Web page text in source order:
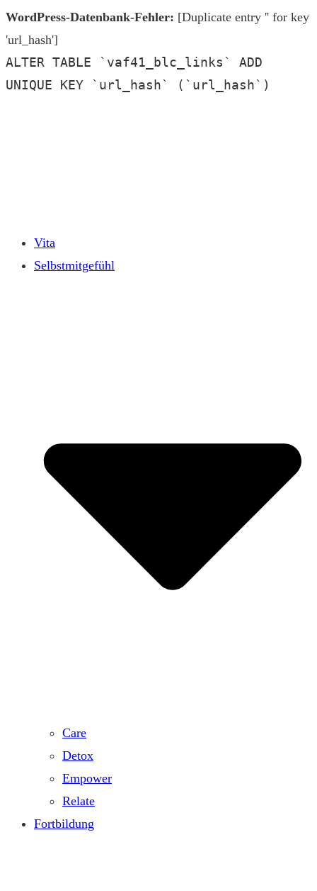
WordPress-Datenbank-Fehler: [Duplicate entry '' for key
'url_hash']
ALTER TABLE `vaf41_blc_links` ADD
UNIQUE KEY `url_hash` (`url_hash`)
Vita
Selbstmitgefühl
Care
Detox
Empower
Relate
Fortbildung